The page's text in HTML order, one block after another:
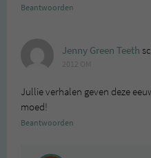
Beantwoorden
Jenny Green Teeth
Jullie verhalen geven deze
moed!
Beantwoorden